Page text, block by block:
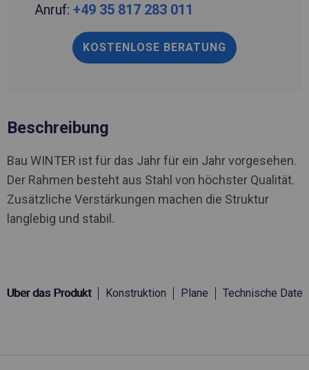
Anruf: +49 35 817 283 011
KOSTENLOSE BERATUNG
Beschreibung
Bau WINTER ist für das Jahr für ein Jahr vorgesehen.
Der Rahmen besteht aus Stahl von höchster Qualität.
Zusätzliche Verstärkungen machen die Struktur
langlebig und stabil.
Über das Produkt Konstruktion Plane Technische Daten